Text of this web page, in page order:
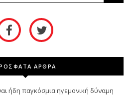
ΑΡΘΡΑ
ήδη παγκόσμια ηγεμονική δύναμη